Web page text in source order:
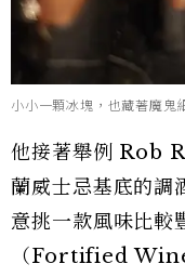
小小一顆冰塊，也藏著魔鬼
他接著舉例 Rob
蘭威士忌基底的調
意挑一款風味比較
（Fortified Wine